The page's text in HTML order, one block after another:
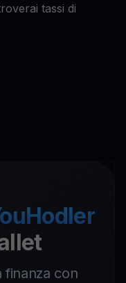
tassi di
finanza con